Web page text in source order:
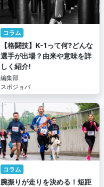
コラム
【格闘技】K-1って何?どんな
選手が出場？由来や意味を詳
しく紹介!
編集部
スポジョバ
コラム
腕振りが走りを決める！短距